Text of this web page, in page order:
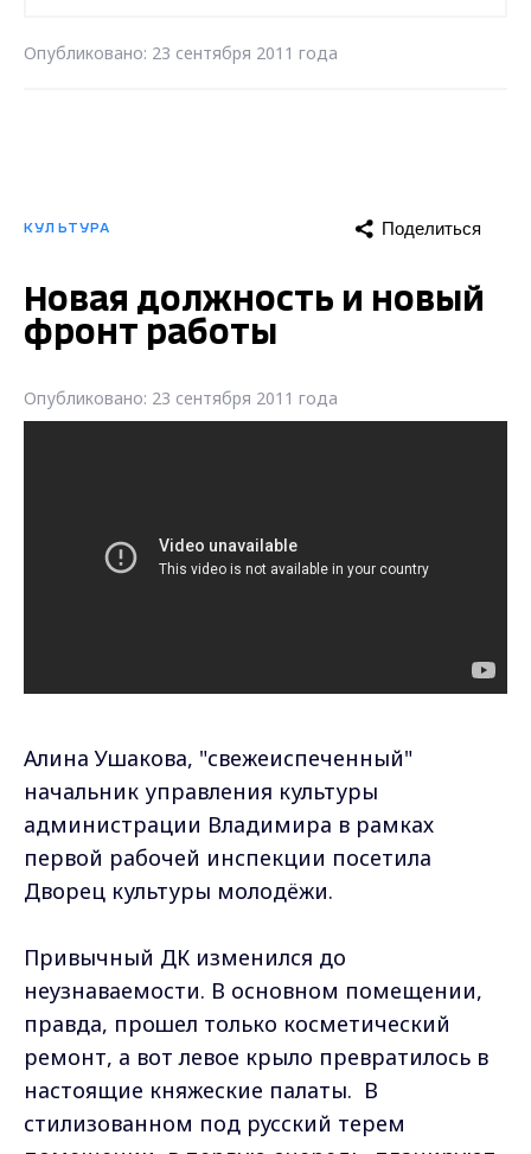
Опубликовано: 23 сентября 2011 года
КУЛЬТУРА Поделиться
Новая должность и новый
фронт работы
Опубликовано: 23 сентября 2011 года
Алина Ушакова, "свежеиспеченный"
начальник управления культуры
администрации Владимира в рамках
первой рабочей инспекции посетила
Дворец культуры молодёжи.
Привычный ДК изменился до
неузнаваемости. В основном помещении,
правда, прошел только косметический
ремонт, а вот левое крыло превратилось в
настоящие княжеские палаты. В
стилизованном под русский терем